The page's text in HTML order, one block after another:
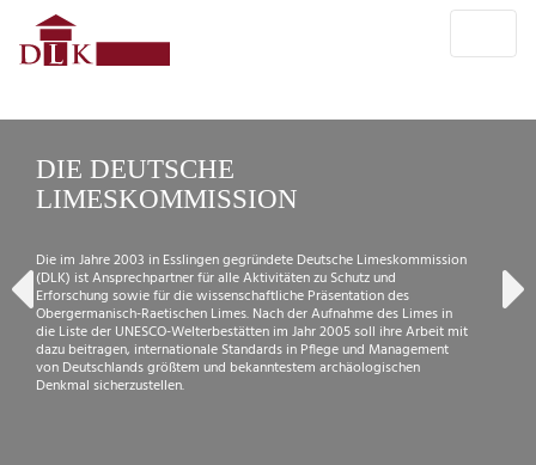
DIE DEUTSCHE
LIMESKOMMISSION
Die im Jahre 2003 in Esslingen gegründete Deutsche Limeskommission
(DLK) ist Ansprechpartner für alle Aktivitäten zu Schutz und
Erforschung sowie für die wissenschaftliche Präsentation des
Obergermanisch-Raetischen Limes. Nach der Aufnahme des Limes in
die Liste der UNESCO-Welterbestätten im Jahr 2005 soll ihre Arbeit mit
dazu beitragen, internationale Standards in Pflege und Management
von Deutschlands größtem und bekanntestem archäologischen
Denkmal sicherzustellen.